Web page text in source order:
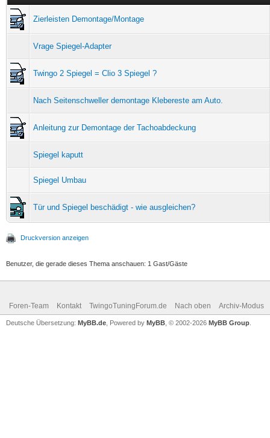
Zierleisten Demontage/Montage
Vrage Spiegel-Adapter
Twingo 2 Spiegel = Clio 3 Spiegel ?
Nach Seitenschweller demontage Klebereste am Auto.
Anleitung zur Demontage der Tachoabdeckung
Spiegel kaputt
Spiegel Umbau
Tür und Spiegel beschädigt - wie ausgleichen?
Druckversion anzeigen
Benutzer, die gerade dieses Thema anschauen: 1 Gast/Gäste
Foren-Team Kontakt TwingoTuningForum.de Nach oben Archiv-Modus
Deutsche Übersetzung: MyBB.de , Powered by MyBB , © 2002-2026 MyBB Group